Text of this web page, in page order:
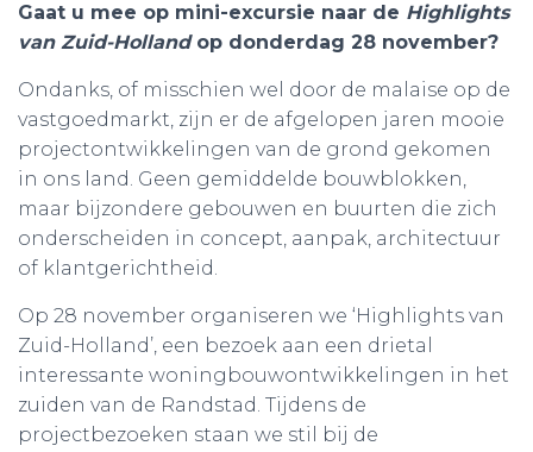
Gaat u mee op mini-excursie naar de Highlights
van Zuid-Hollandop donderdag 28 november?
Ondanks, of misschien wel door de malaise op de
vastgoedmarkt, zijn er de afgelopen jaren mooie
projectontwikkelingen van de grond gekomen
in ons land. Geen gemiddelde bouwblokken,
maar bijzondere gebouwen en buurten die zich
onderscheiden in concept, aanpak, architectuur
of klantgerichtheid.
Op 28 november organiseren we ‘Highlights van
Zuid-Holland’, een bezoek aan een drietal
interessante woningbouwontwikkelingen in het
zuiden van de Randstad. Tijdens de
projectbezoeken staan we stil bij de